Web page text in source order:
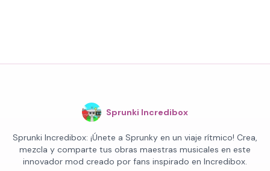
Sprunki Incredibox
Sprunki Incredibox: ¡Únete a Sprunky en un viaje rítmico! Crea,
mezcla y comparte tus obras maestras musicales en este
innovador mod creado por fans inspirado en Incredibox.